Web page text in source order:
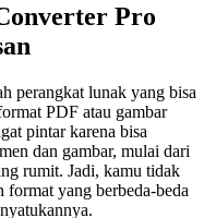
Pro
perangkat lunak yang bisa
PDF atau gambar
pintar karena bisa
dan gambar, mulai dari
rumit. Jadi, kamu tidak
yang berbeda-beda